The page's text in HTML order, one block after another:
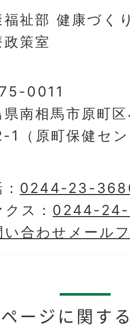
福祉部 健康づく
政策室
0011
県南相馬市原町
1（原町保健セ
0244-23-
ス： 0244-
い合わせメール
ージに関す